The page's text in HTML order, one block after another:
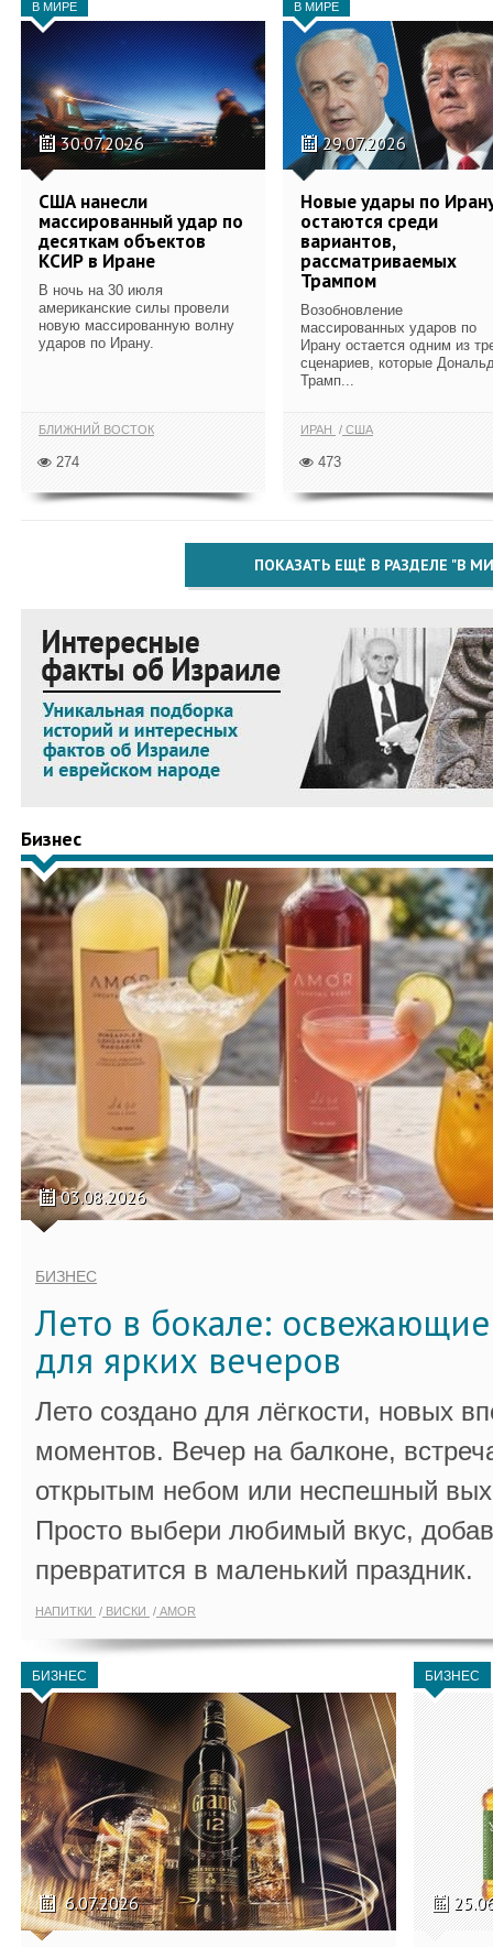
В МИРЕ
30.07.2026
США нанесли
массированный удар по
десяткам объектов
КСИР в Иране
В ночь на 30 июля
американские силы провели
новую массированную волну
ударов по Ирану.
БЛИЖНИЙ ВОСТОК
274
В МИРЕ
29.07.2026
Новые удары по
остаются среди
вариантов,
рассматриваемых
Трампом
Возобновление
массированных ударов по
Ирану остается одним из
сценариев, которые
Трамп...
ИРАН США
473
ПОКАЗАТЬ ЕЩЁ В РАЗДЕЛЕ "В
Бизнес
03.08.2026
БИЗНЕС
Лето в бокале:
для ярких вечеров
Лето создано для лёгкости, новых
моментов. Вечер на балконе,
открытым небом или неспешный
Просто выбери любимый вкус,
превратится в маленький праздник.
НАПИТКИ ВИСКИ AMOR
БИЗНЕС
6.07.2026
БИЗНЕС